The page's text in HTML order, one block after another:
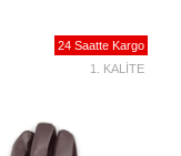
24 Saatte Kargo
1. KALİTE